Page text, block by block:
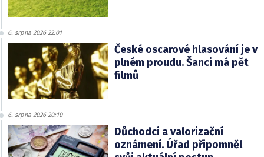
6. srpna 2026 22:01
České oscarové hlasování je v
plném proudu. Šanci má pět
filmů
6. srpna 2026 20:10
Důchodci a valorizační
oznámení. Úřad připomněl